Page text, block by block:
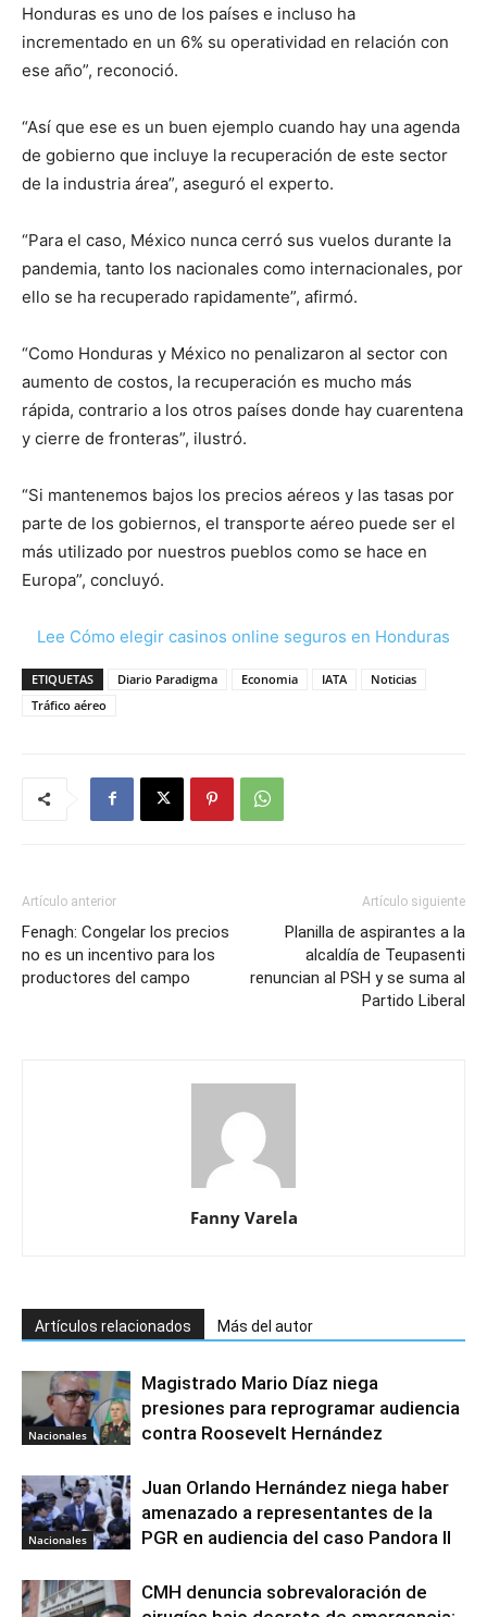
Honduras es uno de los países e incluso ha
incrementado en un 6% su operatividad en relación con
ese año”, reconoció.
“Así que ese es un buen ejemplo cuando hay una agenda
de gobierno que incluye la recuperación de este sector
de la industria área”, aseguró el experto.
“Para el caso, México nunca cerró sus vuelos durante la
pandemia, tanto los nacionales como internacionales, por
ello se ha recuperado rapidamente”, afirmó.
“Como Honduras y México no penalizaron al sector con
aumento de costos, la recuperación es mucho más
rápida, contrario a los otros países donde hay cuarentena
y cierre de fronteras”, ilustró.
“Si mantenemos bajos los precios aéreos y las tasas por
parte de los gobiernos, el transporte aéreo puede ser el
más utilizado por nuestros pueblos como se hace en
Europa”, concluyó.
Lee Cómo elegir casinos online seguros en Honduras
ETIQUETAS Diario Paradigma Economia IATA
Noticias
Tráfico aéreo
Artículo anterior
Fenagh: Congelar los precios
no es un incentivo para los
productores del campo
Artículo siguiente
Planilla de aspirantes a la
alcaldía de Teupasenti
renuncian al PSH y se suma al
Partido Liberal
Fanny Varela
Artículos relacionados Más del autor
Nacionales
Magistrado Mario Díaz niega
presiones para reprogramar audiencia
contra Roosevelt Hernández
Nacionales
Juan Orlando Hernández niega haber
amenazado a representantes de la
PGR en audiencia del caso Pandora II
CMH denuncia sobrevaloración de